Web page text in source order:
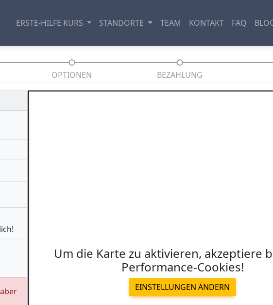
ERSTE-HILFE KURS STANDORTE TEAM KONTAKT FAQ
OPTIONEN BEZAHLUNG
Um die Karte zu aktivieren, akzeptiere
Performance-Cookies!
EINSTELLUNGEN ÄNDERN